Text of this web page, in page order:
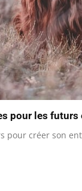
pour les futurs
pour créer son